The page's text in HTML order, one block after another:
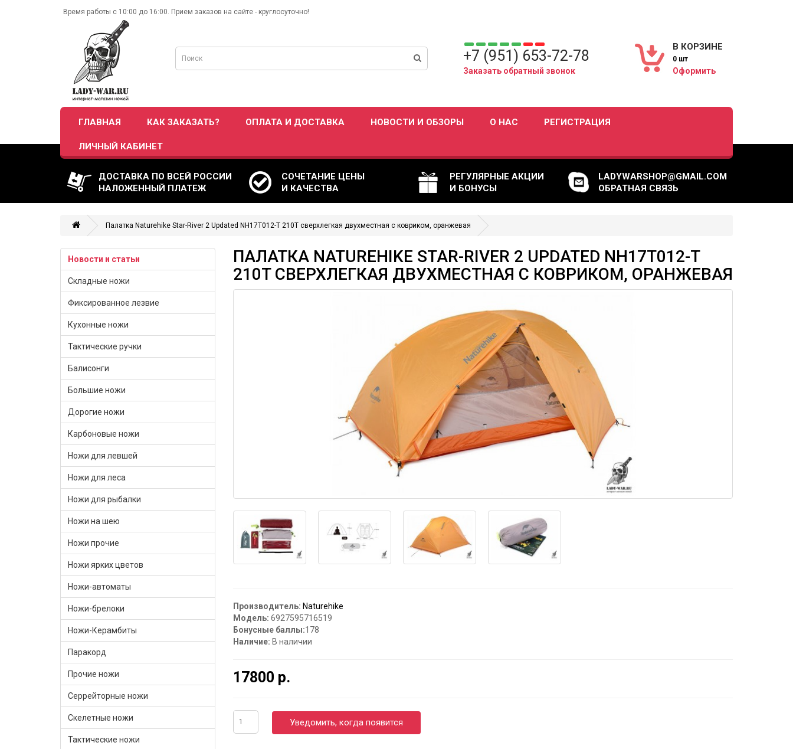
Время работы с 10:00 до 16:00. Прием заказов на сайте - круглосуточно!
+7 (951) 653-72-78
Заказать обратный звонок
В КОРЗИНЕ
0 шт
Оформить
ГЛАВНАЯ КАК ЗАКАЗАТЬ? ОПЛАТА И ДОСТАВКА НОВОСТИ И ОБЗОРЫ О НАС РЕГИСТРАЦИЯ
ЛИЧНЫЙ КАБИНЕТ
ДОСТАВКА ПО ВСЕЙ РОССИИ
НАЛОЖЕННЫЙ ПЛАТЕЖ
СОЧЕТАНИЕ ЦЕНЫ
И КАЧЕСТВА
РЕГУЛЯРНЫЕ АКЦИИ
И БОНУСЫ
LADYWARSHOP@GMAIL.COM
ОБРАТНАЯ СВЯЗЬ
Палатка Naturehike Star-River 2 Updated NH17T012-T 210T сверхлегкая двухместная с ковриком, оранжевая
Новости и статьи
Складные ножи
Фиксированное лезвие
Кухонные ножи
Тактические ручки
Балисонги
Большие ножи
Дорогие ножи
Карбоновые ножи
Ножи для левшей
Ножи для леса
Ножи для рыбалки
Ножи на шею
Ножи прочие
Ножи ярких цветов
Ножи-автоматы
Ножи-брелоки
Ножи-Керамбиты
Паракорд
Прочие ножи
Серрейторные ножи
Скелетные ножи
Тактические ножи
ПАЛАТКА NATUREHIKE STAR-RIVER 2 UPDATED NH17T012-T
210T СВЕРХЛЕГКАЯ ДВУХМЕСТНАЯ С КОВРИКОМ, ОРАНЖЕВАЯ
Производитель: Naturehike
Модель: 6927595716519
Бонусные баллы:178
Наличие: В наличии
17800 р.
Уведомить, когда появится